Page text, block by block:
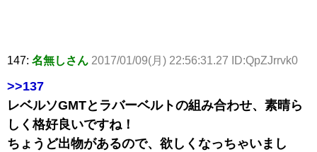
147: 名無しさん 2017/01/09(月) 22:56:31.27 ID:QpZJrrvk0
>>137
レベルソGMTとラバーベルトの組み合わせ、素晴ら
しく格好良いですね！
ちょうど出物があるので、欲しくなっちゃいまし